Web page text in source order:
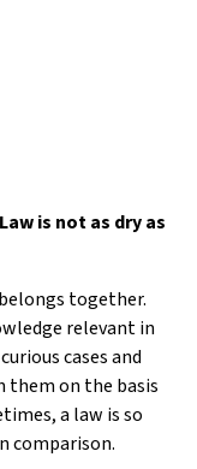
is not as dry as
together.
relevant in
cases and
them on the basis
a law is so
comparison.